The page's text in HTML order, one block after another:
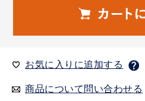
お気に入りに追加する
商品について問い合わせる